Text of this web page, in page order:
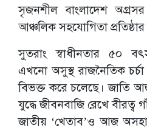
সৃজনশীল বাংলাদেশ
আঞ্চলিক সহযোগিতা
সুতরাং স্বাধীনতার ৫০
এখনো অসুস্থ রাজনৈতিক চর্চা
বিভক্ত করে চলেছে। জাতি
যুদ্ধে জীবনবাজি রেখে বীরত্ব
জাতীয় ‘খেতাব’ও আজ